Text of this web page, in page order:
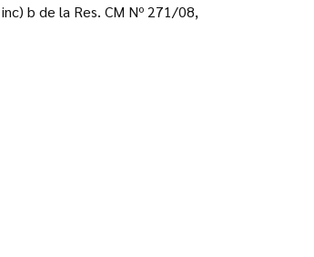
b de la Res. CM Nº 271/08,